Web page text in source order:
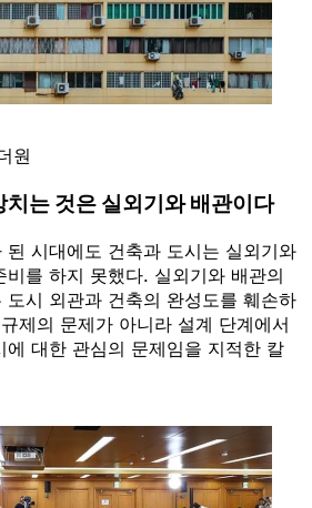
원
치는 것은 실외기와 배관이다
된 시대에도 건축과 도시는 실외기와
비를 하지 못했다. 실외기와 배관의
도시 외관과 건축의 완성도를 훼손하
제의 문제가 아니라 설계 단계에서
에 대한 관심의 문제임을 지적한 칼